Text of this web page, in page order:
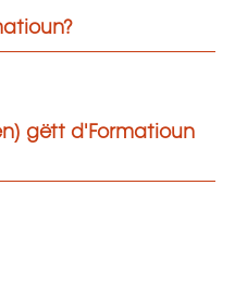
gëtt d'Formatioun